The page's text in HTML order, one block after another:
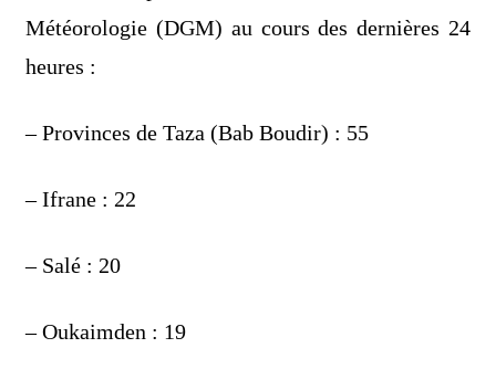
Météorologie (DGM) au cours des dernières 24
heures :
– Provinces de Taza (Bab Boudir) : 55
– Ifrane : 22
– Salé : 20
– Oukaimden : 19